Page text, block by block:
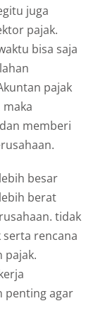
juga
pajak.
bisa saja
pajak
memberi
besar
berat
tidak
serta rencana
pajak.
penting agar